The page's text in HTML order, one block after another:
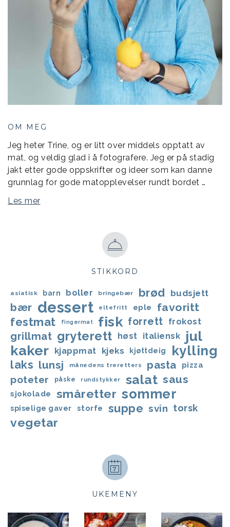
OM MEG
Jeg heter Trine, og er litt over middels opptatt av
mat, og veldig glad i å fotografere. Jeg er på stadig
jakt etter gode oppskrifter og ideer som kan danne
grunnlag for gode matopplevelser rundt bordet …
Les mer
STIKKORD
asiatisk barn boller bringebær brød budsjett
bær dessert eltefritt eple favoritt
festmat fingermat fisk forrett frokost
grillmat gryterett høst italiensk
jul
kaker kjappmat kjeks kjøttdeig kylling
laks lunsj månedens treretters pasta pizza
poteter påske rundstykker salat saus
sjokolade småretter sommer
spiselige gaver storfe suppe svin torsk
vegetar
UKEMENY